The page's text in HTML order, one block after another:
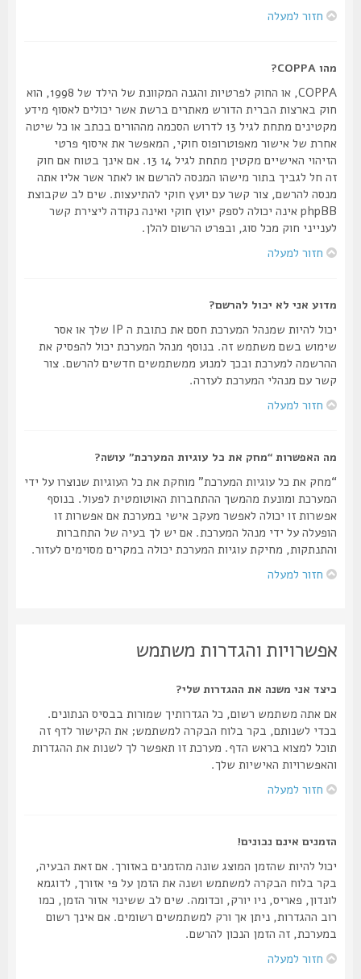
חזור למעלה
COPPA, או החוק לפרטיות והגנה המקוונת של הילד של 1998, הוא
חוק בארצות הברית הדורש מאתרים ברשת אשר יכולים לאסוף מידע
מקטינים מתחת לגיל 13 לדרוש הסכמה מההורים בכתב או כל שיטה
אחרת של אישור מאפוטרופוס חוקי, המאפשר את איסוף פרטי
הזיהוי האישיים מקטין מתחת לגיל 14 13. אם אינך בטוח אם חוק
זה חל לגביך בתור מישהו המנסה להרשם או לאתר אשר אליו אתה
מנסה להרשם, צור קשר עם יועץ חוקי להתיעצות. שים לב שקבוצת
phpBB אינה יכולה לספק יעוץ חוקי ואינה נקודה ליצירת קשר
לענייני חוק מכל סוג, ובפרט הרשום להלן.
חזור למעלה
מדוע אני לא יכול להרשם?
יכול להיות שמנהל המערכת חסם את כתובת ה IP שלך או אסר
שימוש בשם משתמש זה. בנוסף מנהל המערכת יכול להפסיק את
ההרשמה למערכת ובכך למנוע ממשתמשים חדשים להרשם. צור
קשר עם מנהלי המערכת לעזרה.
חזור למעלה
מה האפשרות “מחק את כל עוגיות המערכת” עושה?
“מחק את כל עוגיות המערכת” מוחקת את כל העוגיות שנוצרו על ידי
המערכת ומונעת מהמשך ההתחברות האוטומטית לפעול. בנוסף
אפשרות זו יכולה לאפשר מעקב אישי במערכת אם אפשרות זו
הופעלה על ידי מנהל המערכת. אם יש לך בעיה של התחברות
והתנתקות, מחיקת עוגיות המערכת יכולה במקרים מסוימים לעזור.
חזור למעלה
אפשרויות והגדרות משתמש
כיצד אני משנה את ההגדרות שלי?
אם אתה משתמש רשום, כל הגדרותיך שמורות בבסיס הנתונים.
בכדי לשנותם, בקר בלוח הבקרה למשתמש; את הקישור לדף זה
תוכל למצוא בראש הדף. מערכת זו תאפשר לך לשנות את ההגדרות
והאפשרויות האישיות שלך.
חזור למעלה
הזמנים אינם נכונים!
יכול להיות שהזמן המוצג שונה מהזמנים באזורך. אם זאת הבעיה,
בקר בלוח הבקרה למשתמש ושנה את הזמן על פי אזורך, לדוגמא
לונדון, פאריס, ניו יורק, וכדומה. שים לב ששינוי אזור הזמן, כמו
רוב ההגדרות, ניתן אך ורק למשתמשים רשומים. אם אינך רשום
במערכת, זה הזמן הנכון להרשם.
חזור למעלה